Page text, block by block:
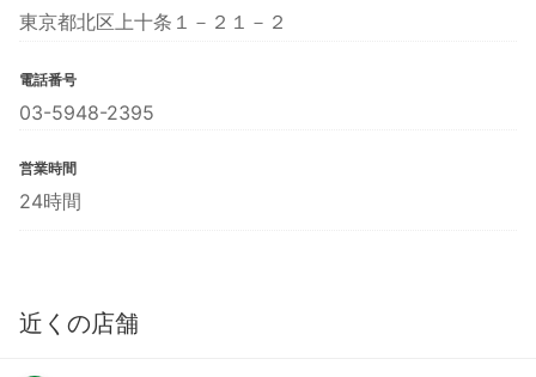
東京都北区上十条１－２１－２
電話番号
03-5948-2395
営業時間
24時間
近くの店舗